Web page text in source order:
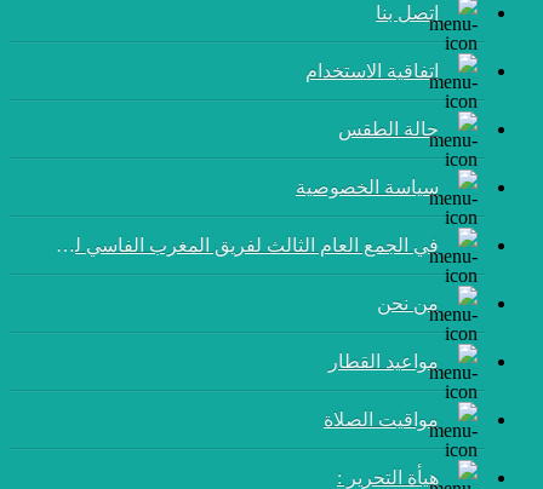
إتصل بنا
اتفاقية الاستخدام
حالة الطقس
سياسة الخصوصية
في الجمع العام الثالث لفريق المغرب الفاسي لكرة القدم:
من نحن
مواعيد القطار
مواقيت الصلاة
هيأة التحرير :